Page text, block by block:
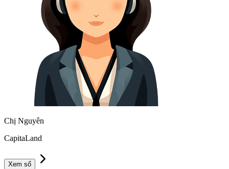
Chị Nguyên
CapitaLand
Xem số